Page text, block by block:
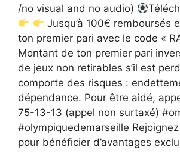
/no visual and no audio)
Jusqu’à 100€ remboursés
ton premier pari avec le code «
Montant de ton premier pari
de jeux non retirables s’il est
comporte des risques :
dépendance. Pour être aidé,
75-13-13 (appel non surtaxé)
#olympiquedemarseille
pour bénéficier d’avantages